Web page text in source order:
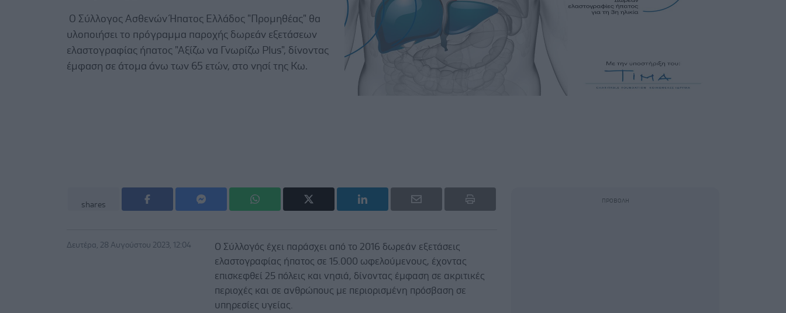
Ο Σύλλογος Ασθενών Ήπατος Ελλάδος "Προμηθέας" θα
υλοποιήσει το πρόγραμμα παροχής δωρεάν εξετάσεων
ελαστογραφίας ήπατος "Αξίζω να Γνωρίζω Plus", δίνοντας
έμφαση σε άτομα άνω των 65 ετών, στο νησί της Κω.
shares
Δευτέρα, 28 Αυγούστου 2023, 12:04
Ο Σύλλογός έχει παράσχει από το 2016 δωρεάν εξετάσεις
ελαστογραφίας ήπατος σε 15.000 ωφελούμενους, έχοντας
επισκεφθεί 25 πόλεις και νησιά, δίνοντας έμφαση σε ακριτικές
περιοχές και σε ανθρώπους με περιορισμένη πρόσβαση σε
υπηρεσίες υγείας.